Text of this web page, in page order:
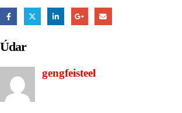
Údar
gengfeisteel